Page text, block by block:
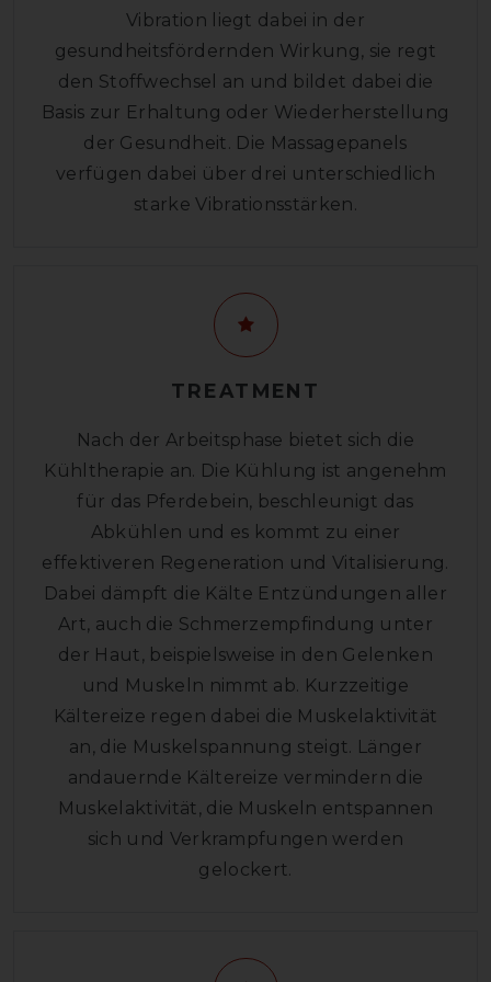
Vibration liegt dabei in der
gesundheitsfördernden Wirkung, sie regt
den Stoffwechsel an und bildet dabei die
Basis zur Erhaltung oder Wiederherstellung
der Gesundheit. Die Massagepanels
verfügen dabei über drei unterschiedlich
starke Vibrationsstärken.
TREATMENT
Nach der Arbeitsphase bietet sich die
Kühltherapie an. Die Kühlung ist angenehm
für das Pferdebein, beschleunigt das
Abkühlen und es kommt zu einer
effektiveren Regeneration und Vitalisierung.
Dabei dämpft die Kälte Entzündungen aller
Art, auch die Schmerzempfindung unter
der Haut, beispielsweise in den Gelenken
und Muskeln nimmt ab. Kurzzeitige
Kältereize regen dabei die Muskelaktivität
an, die Muskelspannung steigt. Länger
andauernde Kältereize vermindern die
Muskelaktivität, die Muskeln entspannen
sich und Verkrampfungen werden
gelockert.